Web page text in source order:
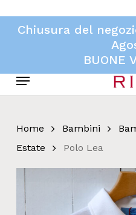
main
Chiusura del
BUONE
Menu
Home Bambini
Estate
Polo Lea